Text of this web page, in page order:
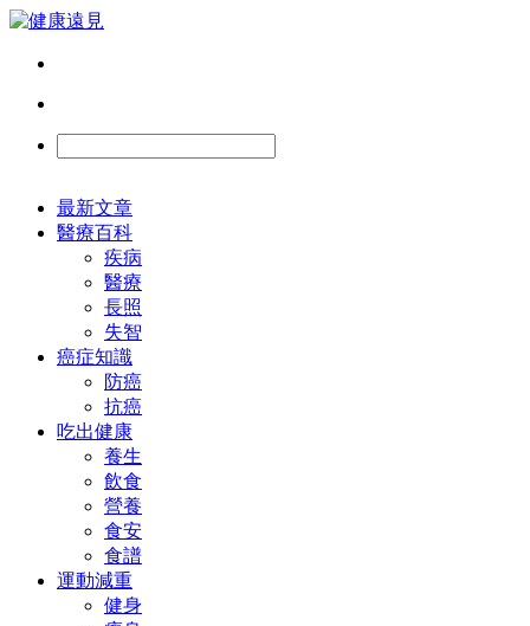
最新文章
醫療百科
疾病
醫療
長照
失智
癌症知識
防癌
抗癌
吃出健康
養生
飲食
營養
食安
食譜
運動減重
健身